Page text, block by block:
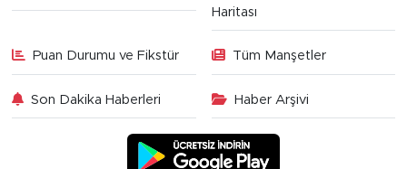
Haritası
Puan Durumu ve Fikstür Tüm Manşetler
Son Dakika Haberleri Haber Arşivi